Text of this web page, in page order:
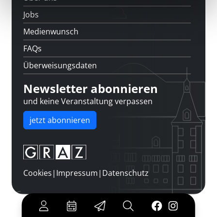
Jobs
Medienwunsch
FAQs
Überweisungsdaten
Newsletter abonnieren
und keine Veranstaltung verpassen
jetzt abonnieren
Cookies| Impressum| Datenschutz